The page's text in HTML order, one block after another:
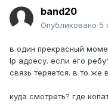
band20
Опубликовано 5
в один прекрасный
Ip адресу. если его
связь теряется. в то же
куда смотреть? где